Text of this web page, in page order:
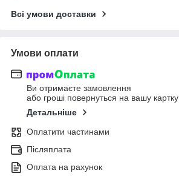
Всі умови доставки
Умови оплати
Ви отримаєте замовлення
або гроші повернуться на вашу картку
Детальніше
Оплатити частинами
Післяплата
Оплата на рахунок